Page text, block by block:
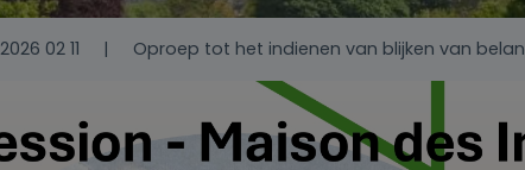
2026 02 11
Oproep tot het indienen van blijken van